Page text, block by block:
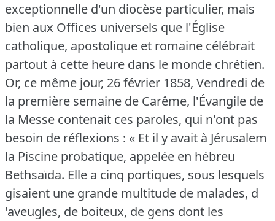
exceptionnelle d'un diocèse particulier, mais
bien aux Offices universels que l'Église
catholique, apostolique et romaine célébrait
partout à cette heure dans le monde chrétien.
Or, ce même jour, 26 février 1858, Vendredi de
la première semaine de Carême, l'Évangile de
la Messe contenait ces paroles, qui n'ont pas
besoin de réflexions : « Et il y avait à Jérusalem
la Piscine probatique, appelée en hébreu
Bethsaïda. Elle a cinq portiques, sous lesquels
gisaient une grande multitude de malades, d
'aveugles, de boiteux, de gens dont les